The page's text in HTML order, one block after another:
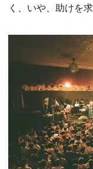
く、いや、助けを